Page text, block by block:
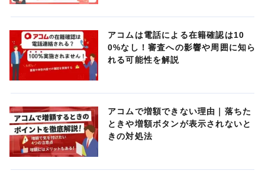
アコムは電話による在籍確認は10
0%なし！審査への影響や周囲に知ら
れる可能性を解説
アコムで増額できない理由｜落ちた
ときや増額ボタンが表示されないと
きの対処法